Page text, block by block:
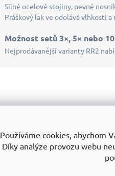
Používáme cookies, abychom
Díky analýze provozu webu
Silné ocelové stojiny, pevné
Práškový lak ve odolává vlhkosti
Možnost setů 3×, 5× nebo
Nejprodávanější varianty RR2